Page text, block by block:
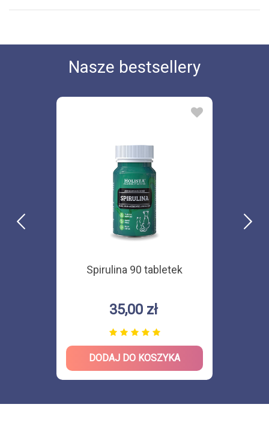
Nasze bestsellery
Spirulina 90 tabletek
35,00 zł
DODAJ DO KOSZYKA